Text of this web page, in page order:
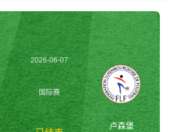
2026-06-07
02:00:00
国际赛
卢森堡